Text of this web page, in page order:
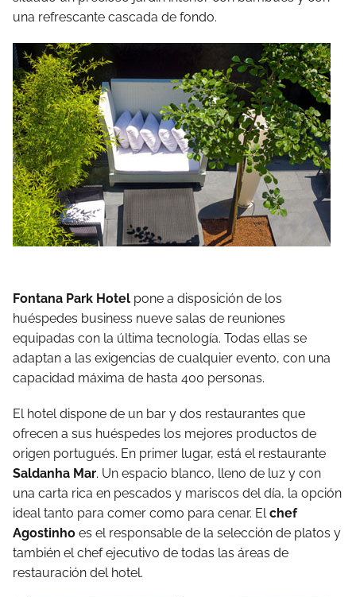
una refrescante cascada de fondo.
Fontana Park Hotel pone a disposición de los
huéspedes business nueve salas de reuniones
equipadas con la última tecnología. Todas ellas se
adaptan a las exigencias de cualquier evento, con una
capacidad máxima de hasta 400 personas.
El hotel dispone de un bar y dos restaurantes que
ofrecen a sus huéspedes los mejores productos de
origen portugués. En primer lugar, está el restaurante
Saldanha Mar. Un espacio blanco, lleno de luz y con
una carta rica en pescados y mariscos del día, la opción
ideal tanto para comer como para cenar. Elchef
Agostinho es el responsable de la selección de platos y
también el chef ejecutivo de todas las áreas de
restauración del hotel.